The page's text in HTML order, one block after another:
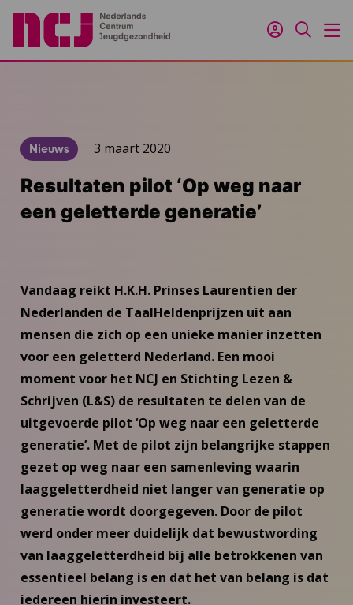
Inloggen
Zoeken
Nieuws 3 maart 2020
Resultaten pilot ‘Op weg naar
een geletterde generatie’
Vandaag reikt H.K.H. Prinses Laurentien der
Nederlanden de TaalHeldenprijzen uit aan
mensen die zich op een unieke manier inzetten
voor een geletterd Nederland. Een mooi
moment voor het NCJ en Stichting Lezen &
Schrijven (L&S) de resultaten te delen van de
uitgevoerde pilot ‘Op weg naar een geletterde
generatie’. Met de pilot zijn belangrijke stappen
gezet op weg naar een samenleving waarin
laaggeletterdheid niet langer van generatie op
generatie wordt doorgegeven. Door de pilot
werd onder meer duidelijk dat bewustwording
van laaggeletterdheid bij alle betrokkenen van
essentieel belang is en dat het van belang is dat
iedereen hierin investeert.